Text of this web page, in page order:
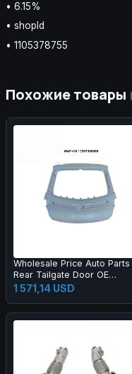
• 6.15%
• shopId
• 1105378755
Похожие товары
Wholesale Price Auto Parts
Rear Tailgate Door OE
11H827025C Parts Rear
1 571,14 USD